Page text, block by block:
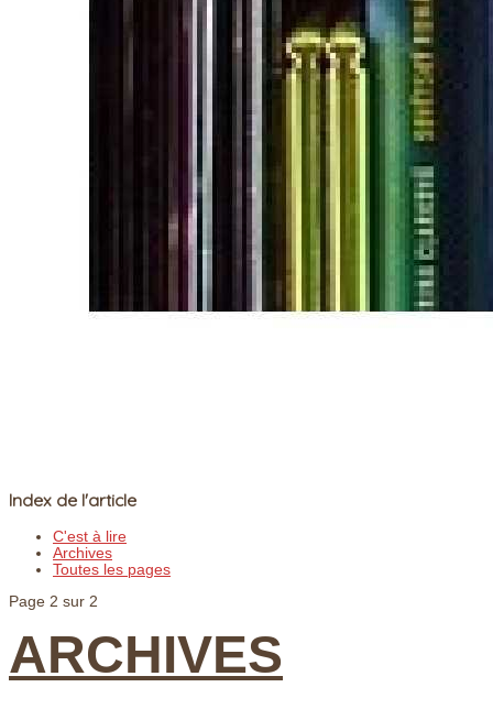
Index de l'article
C'est à lire
Archives
Toutes les pages
Page 2 sur 2
ARCHIVES